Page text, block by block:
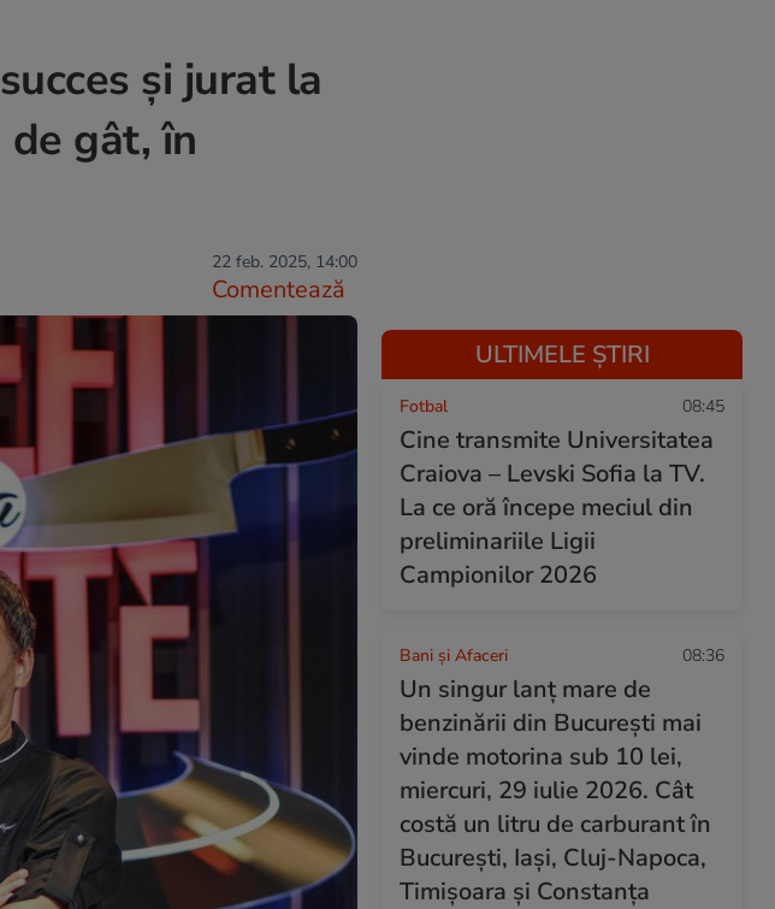
și jurat la
de gât, în
22 feb. 2025, 14:00
Comentează
ULTIMELE ȘTIRI
Fotbal 08:45
Cine transmite Universitatea
Craiova – Levski Sofia la TV.
La ce oră începe meciul din
preliminariile Ligii
Campionilor 2026
Bani și Afaceri 08:36
Un singur lanț mare de
benzinării din București mai
vinde motorina sub 10 lei,
miercuri, 29 iulie 2026. Cât
costă un litru de carburant în
București, Iași, Cluj-Napoca,
Timișoara și Constanța